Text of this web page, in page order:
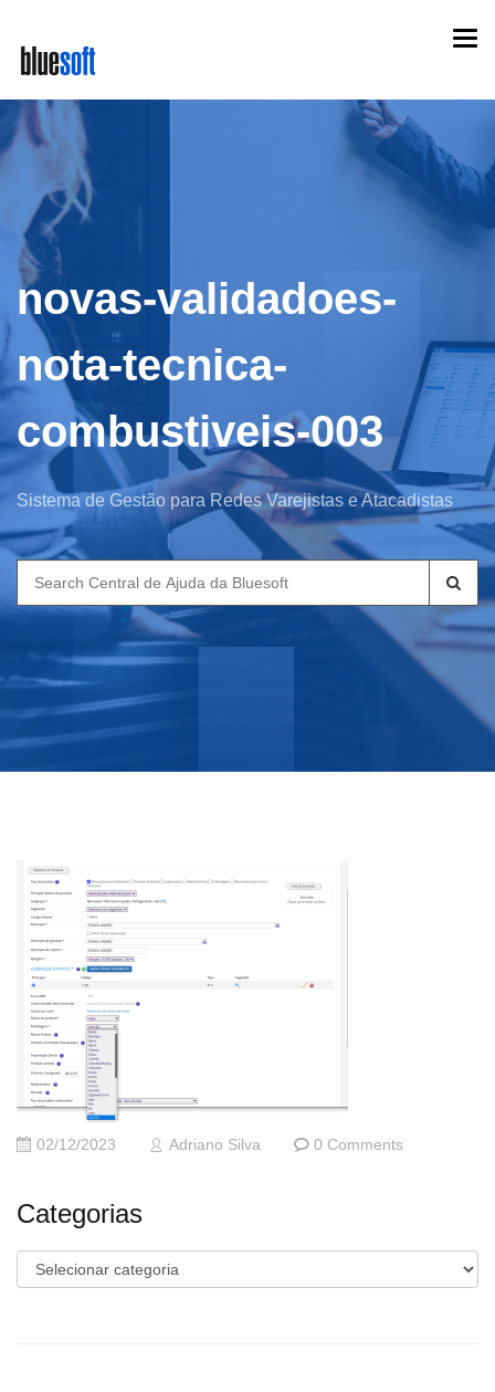
main
content
novas-validadoes-
nota-tecnica-
combustiveis-003
Sistema de Gestão para Redes Varejistas e Atacadistas
Search
for:
02/12/2023 Adriano Silva 0 Comments
Categorias
Categorias